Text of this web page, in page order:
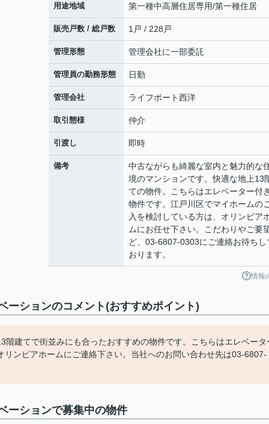
用途地域 第一種中高層住居専用/第一種住居
販売戸数 / 総戸数 1戸 / 228戸
管理形態 管理会社に一部委託
管理員の勤務形態 日勤
管理会社 ライフポート西洋
取引態様 仲介
引渡し 即時
備考
中古ながらも綺麗な室内と魅力的な
境のマンションです。快適な地上13
ての物件。こちらはエレベーター付
物件です。江戸川区でマイホームの
入を検討している方は、オリンピア
ムにお任せ下さい。こだわりやご要
ど、03-6807-0303にご連絡お待ちし
おります。
情報
ションのコメント(おすすめポイント)
建てで街並みにも合ったおすすめの物件です。こちらはエレベータ
ンピアホームにご連絡下さい。当社へのお問い合わせ先は03-6807-
ションで募集中の物件